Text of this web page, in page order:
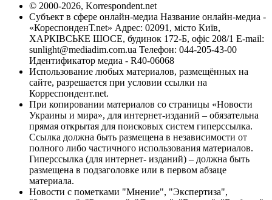
© 2000-2026, Korrespondent.net
Субъект в сфере онлайн-медиа Название онлайн-медиа -
«КореспонденТ.net» Адрес: 02091, місто Київ,
ХАРКІВСЬКЕ ШОСЕ, будинок 172-Б, офіс 208/1 E-mail:
sunlight@mediadim.com.ua Телефон: 044-205-43-00
Идентификатор медиа - R40-06068
Использование любых материалов, размещённых на
сайте, разрешается при условии ссылки на
Корреспондент.net.
При копировании материалов со страницы «Новости
Украины и мира», для интернет-изданий – обязательна
прямая открытая для поисковых систем гиперссылка.
Ссылка должна быть размещена в независимости от
полного либо частичного использования материалов.
Гиперссылка (для интернет- изданий) – должна быть
размещена в подзаголовке или в первом абзаце
материала.
Новости с пометками "Мнение", "Экспертиза",